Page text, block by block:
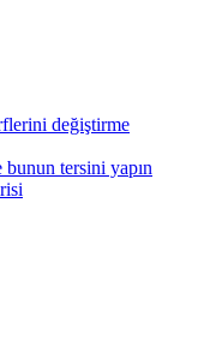
değiştirme
tersini yapın